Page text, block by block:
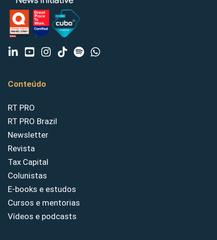
Conteúdo
RT PRO
RT PRO Brazil
Newsletter
Revista
Tax Capital
Colunistas
E-books e estudos
Cursos e mentorias
Vídeos e podcasts